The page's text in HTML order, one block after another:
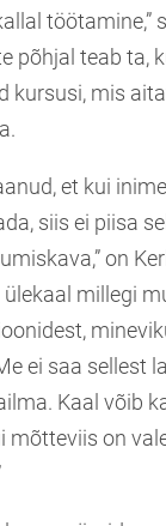
töötamine,”
põhjal teab ta,
kursusi, mis
et kui
siis ei piisa
on
millegi
ei saa sellest
Kaal võib
mõtteviis on